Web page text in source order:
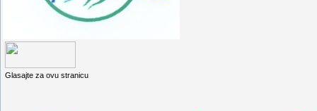
Glasajte za ovu stranicu